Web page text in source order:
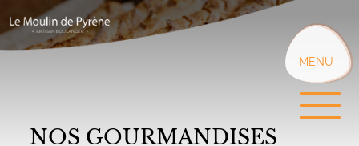
au
contenu
principal
MENU
NOS GOURMANDISES